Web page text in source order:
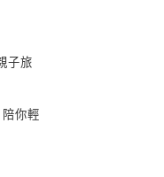
子旅
你輕